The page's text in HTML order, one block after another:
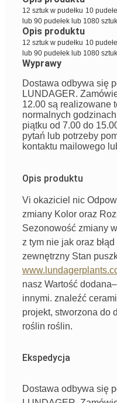
12 sztuk w pudełku 10
lub 90 pudełek lub 1080
Opis produktu
12 sztuk w pudełku 10
lub 90 pudełek lub 1080
Wyprawy
Dostawa odbywa się
LUNDAGER.
12.00 są realizowane
normalnych
piątku od 7.00 do
pytań lub potrzeby
kontaktu mailowego
Opis produktu
Vi okaziciel nic
zmiany Kolor oraz
Sezonowość zmiany
z tym nie jak oraz błąd
zewnętrzny Stan
nasz Wartość dodana–
innymi. znaleźć
projekt, stworzona do
roślin roślin.
Ekspedycja
Dostawa odbywa się